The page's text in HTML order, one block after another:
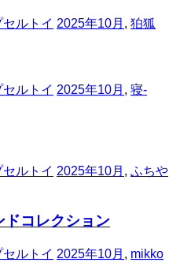
セルトイ 2025年10月 , 狛狐
セルトイ 2025年10月 , 寝-
セルトイ 2025年10月 , ふちや
コレクション
セルトイ 2025年10月 , mikko